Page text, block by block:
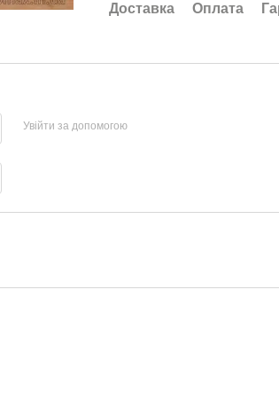
Доставка Оплата
Увійти за допомогою